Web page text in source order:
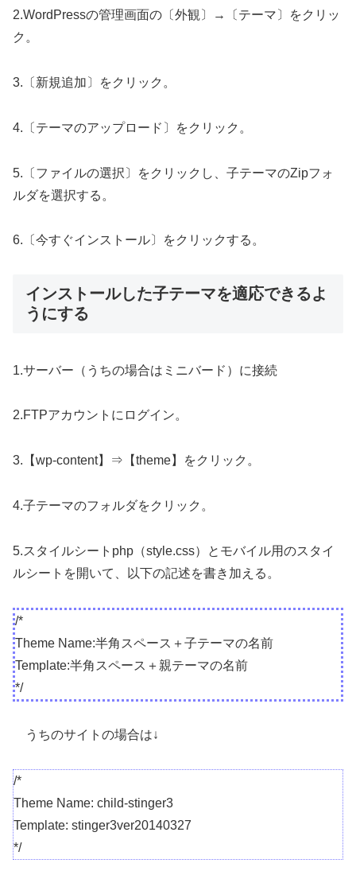
2.WordPressの管理画面の〔外観〕→〔テーマ〕をクリッ
ク。
3.〔新規追加〕をクリック。
4.〔テーマのアップロード〕をクリック。
5.〔ファイルの選択〕をクリックし、子テーマのZipフォ
ルダを選択する。
6.〔今すぐインストール〕をクリックする。
インストールした子テーマを適応できるよ
うにする
1.サーバー（うちの場合はミニバード）に接続
2.FTPアカウントにログイン。
3.【wp-content】⇒【theme】をクリック。
4.子テーマのフォルダをクリック。
5.スタイルシートphp（style.css）とモバイル用のスタイ
ルシートを開いて、以下の記述を書き加える。
/*
Theme Name:半角スペース＋子テーマの名前
Template:半角スペース＋親テーマの名前
*/
うちのサイトの場合は↓
/*
Theme Name: child-stinger3
Template: stinger3ver20140327
*/